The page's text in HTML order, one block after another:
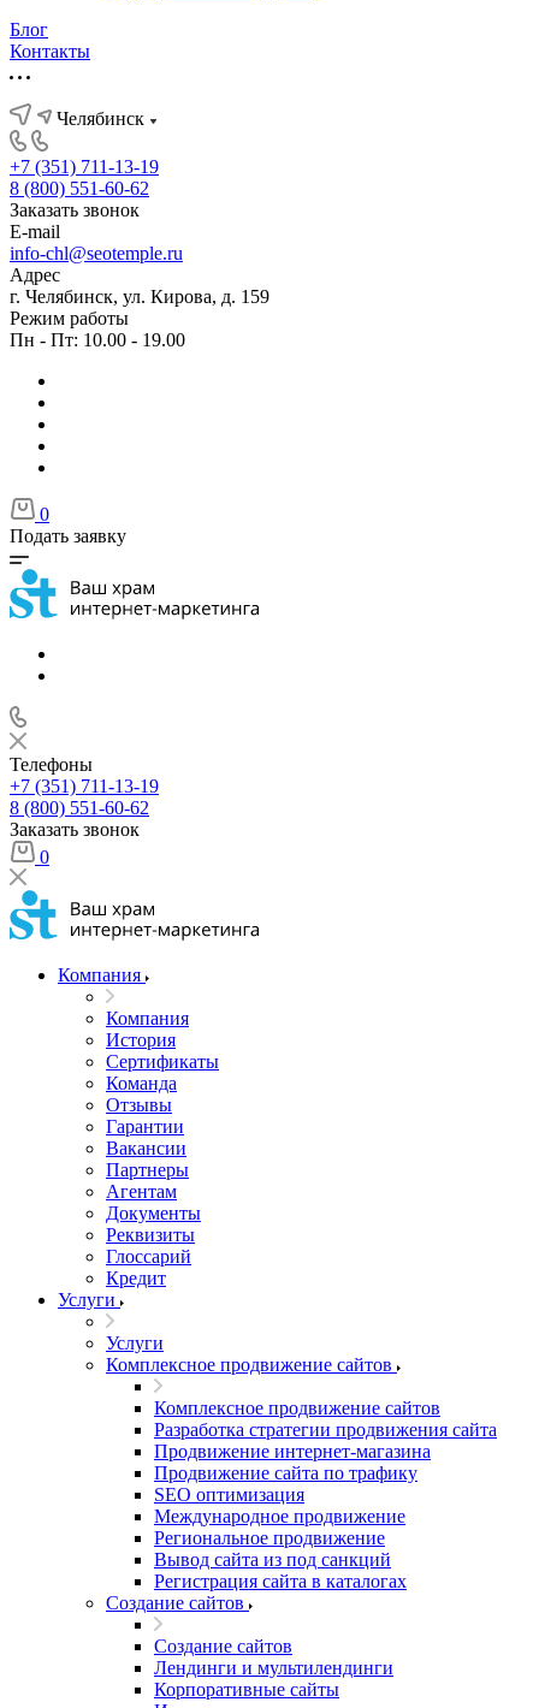
Блог
Контакты
Челябинск
+7 (351) 711-13-19
8 (800) 551-60-62
Заказать звонок
E-mail
info-chl@seotemple.ru
Адрес
г. Челябинск, ул. Кирова, д. 159
Режим работы
Пн - Пт: 10.00 - 19.00
0
Подать заявку
Телефоны
+7 (351) 711-13-19
8 (800) 551-60-62
Заказать звонок
0
Компания
Компания
История
Сертификаты
Команда
Отзывы
Гарантии
Вакансии
Партнеры
Агентам
Документы
Реквизиты
Глоссарий
Кредит
Услуги
Услуги
Комплексное продвижение сайтов
Комплексное продвижение сайтов
Разработка стратегии продвижения сайта
Продвижение интернет-магазина
Продвижение сайта по трафику
SEO оптимизация
Международное продвижение
Региональное продвижение
Вывод сайта из под санкций
Регистрация сайта в каталогах
Создание сайтов
Создание сайтов
Лендинги и мультилендинги
Корпоративные сайты